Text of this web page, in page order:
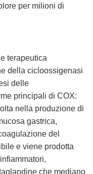
per milioni di
terapeutica
della cicloossigenasi
delle
principali di COX:
nella produzione di
gastrica,
del
e viene prodotta
che mediano